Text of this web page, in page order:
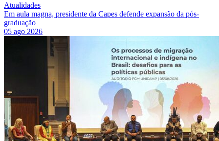
Atualidades
Em aula magna, presidente da Capes defende expansão da pós-
graduação
05 ago 2026